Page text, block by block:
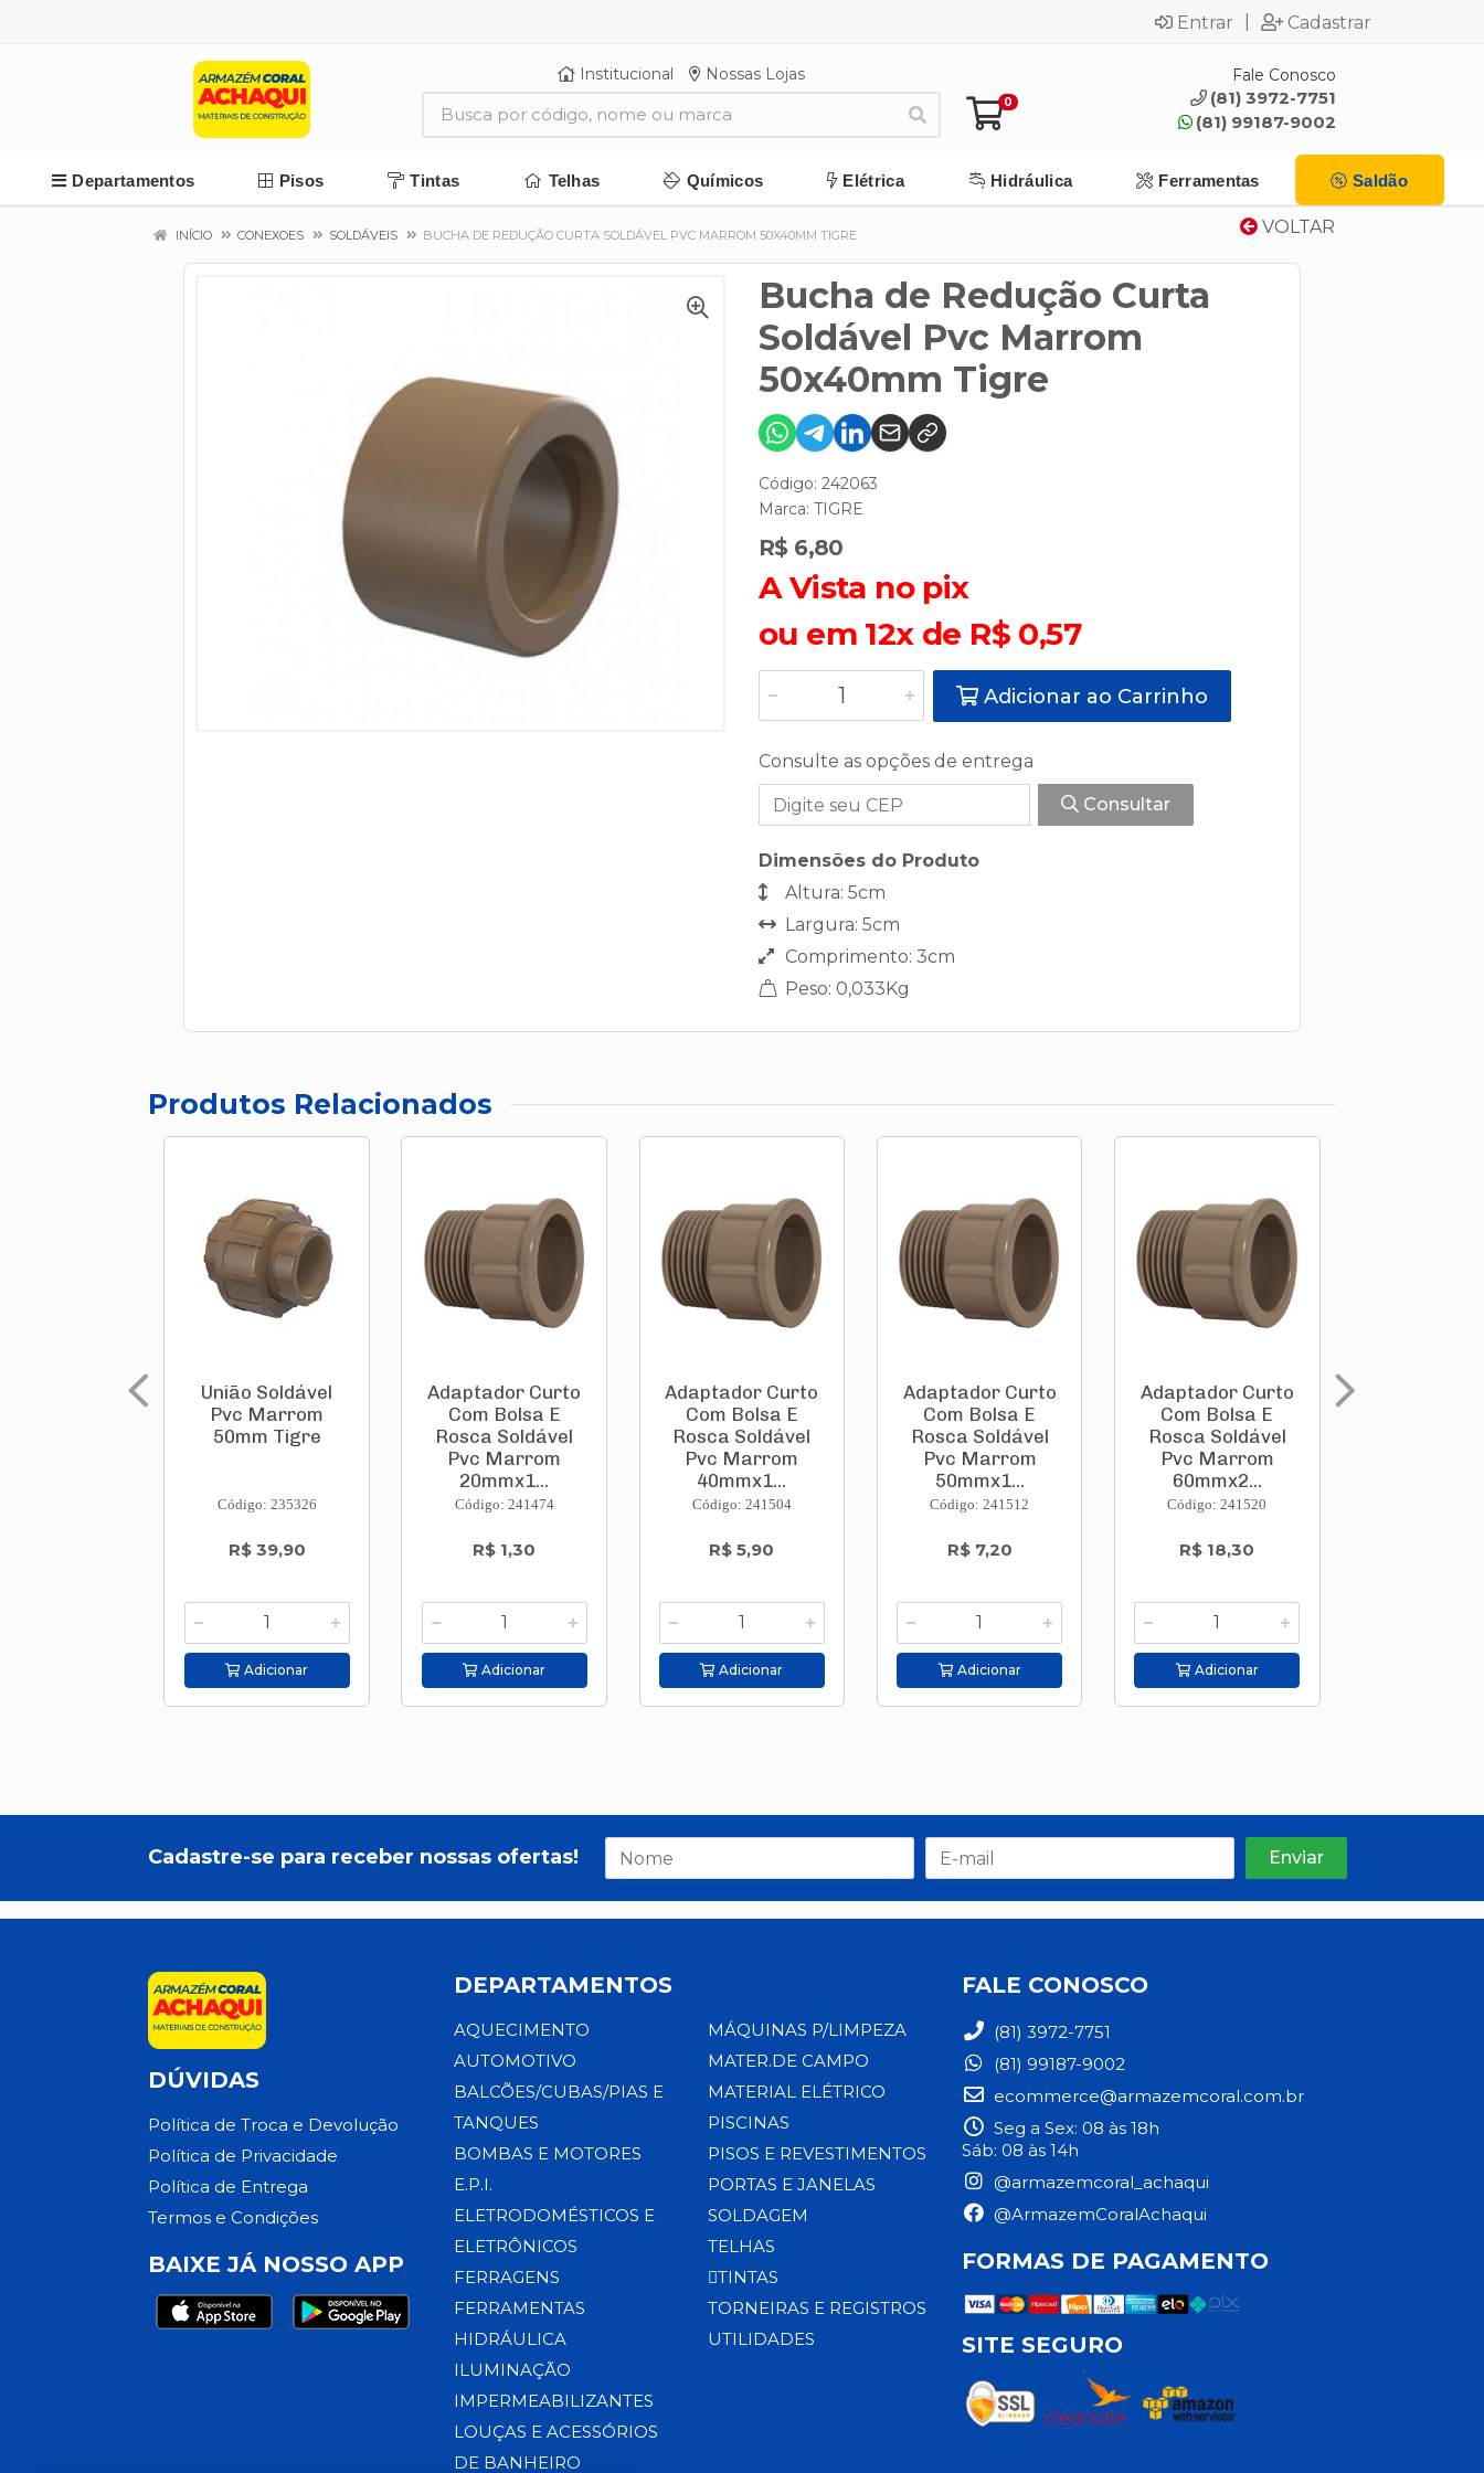
Entrar Cadastrar
Institucional Nossas Lojas
0
Fale Conosco
(81) 3972-7751
(81) 99187-9002
Departamentos Pisos Tintas Telhas Químicos Elétrica Hidráulica Ferramentas Saldão
VOLTAR
INÍCIO CONEXOES SOLDÁVEIS BUCHA DE REDUÇÃO CURTA SOLDÁVEL PVC MARROM 50X40MM TIGRE
Bucha de Redução Curta
Soldável Pvc Marrom
50x40mm Tigre
Código: 242063
Marca: TIGRE
R$ 6,80
A Vista no pix
ou em 12x de R$ 0,57
Adicionar ao Carrinho
Consulte as opções de entrega
Consultar
Dimensões do Produto
Altura: 5cm
Largura: 5cm
Comprimento: 3cm
Peso: 0,033Kg
Produtos Relacionados
União Soldável
Pvc Marrom
50mm Tigre
Código: 235326
R$ 39,90
Adicionar
Adaptador Curto
Com Bolsa E
Rosca Soldável
Pvc Marrom
20mmx1...
Código: 241474
R$ 1,30
Adicionar
Adaptador Curto
Com Bolsa E
Rosca Soldável
Pvc Marrom
40mmx1...
Código: 241504
R$ 5,90
Adicionar
Adaptador Curto
Com Bolsa E
Rosca Soldável
Pvc Marrom
50mmx1...
Código: 241512
R$ 7,20
Adicionar
Adaptador Curto
Com Bolsa E
Rosca Soldável
Pvc Marrom
60mmx2...
Código: 241520
R$ 18,30
Adicionar
Cadastre-se para receber nossas ofertas!
DÚVIDAS
Política de Troca e Devolução
Política de Privacidade
Política de Entrega
Termos e Condições
BAIXE JÁ NOSSO APP
DEPARTAMENTOS
AQUECIMENTO
AUTOMOTIVO
BALCÕES/CUBAS/PIAS E
TANQUES
BOMBAS E MOTORES
E.P.I.
ELETRODOMÉSTICOS E
ELETRÔNICOS
FERRAGENS
FERRAMENTAS
HIDRÁULICA
ILUMINAÇÃO
IMPERMEABILIZANTES
LOUÇAS E ACESSÓRIOS
DE BANHEIRO
MÁQUINAS P/LIMPEZA
MATER.DE CAMPO
MATERIAL ELÉTRICO
PISCINAS
PISOS E REVESTIMENTOS
PORTAS E JANELAS
SOLDAGEM
TELHAS
TINTAS
TORNEIRAS E REGISTROS
UTILIDADES
FALE CONOSCO
(81) 3972-7751
(81) 99187-9002
ecommerce@armazemcoral.com.br
Seg a Sex: 08 às 18h
Sáb: 08 às 14h
@armazemcoral_achaqui
@ArmazemCoralAchaqui
FORMAS DE PAGAMENTO
SITE SEGURO